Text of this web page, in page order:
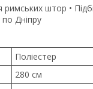
штор •
Дніпру
Поліестер
280 см